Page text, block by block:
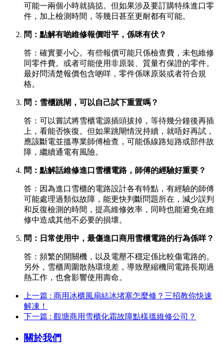
可能一兩個小時就搞掂。但如果涉及要訂購特殊進口零
件，加上檢測時間，等幾日甚至更耐都有可能。
問：點解有啲維修報價咁平，係咪有伏？
答：確實要小心。有些報價可能只係檢查費，未包維修
同零件費。或者可能使用非原裝、質量冇保證的零件。
最好問清楚報價包含啲咩，零件係咪原裝或者符合規
格。
問：雪櫃跳閘，可以自己試下重置嗎？
答：可以嘗試將雪櫃電源插頭拔掉，等待幾分鐘後再插
上，看能否恢復。但如果跳閘情況持續，就唔好再試，
應該斷電並搵專業師傅檢查，可能係線路短路或部件故
障，繼續通電有風險。
問：點解話維修進口雪櫃電路，師傅的經驗好重要？
答：因為進口雪櫃的電路設計各有特點，有經驗的師傅
可能處理過類似故障，能更快判斷問題所在，減少誤判
和反復檢測的時間，提高維修效率，同時也能避免在維
修中造成其他不必要的損壞。
問：日常使用中，最傷進口商用雪櫃電路的行為係咩？
答：頻繁的開關機，以及電壓不穩定係比較傷電路的。
另外，雪櫃周圍散熱環境差，導致壓縮機同電路長期過
熱工作，也會影響使用壽命。
上一篇 : 商用冰櫃風扇結冰堵塞怎麼修？三招教你快速
解凍！
下一篇 : 觀塘商用雪櫃化霜故障點樣搵維修公司？
關於我們